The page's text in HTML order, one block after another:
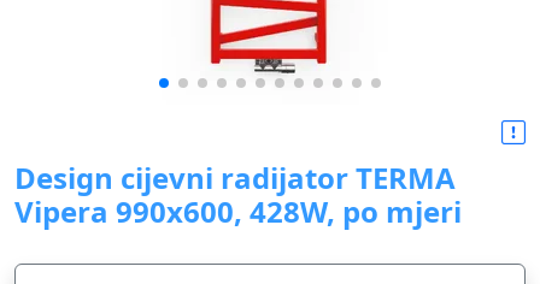
Design cijevni radijator TERMA
Vipera 990x600, 428W, po mjeri